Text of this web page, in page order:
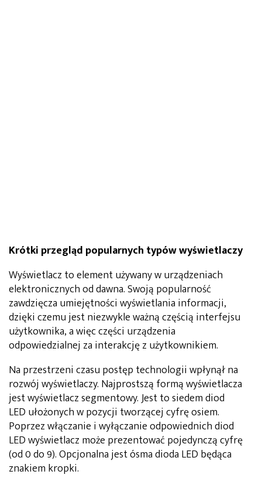
Krótki przegląd popularnych typów wyświetlaczy
Wyświetlacz to element używany w urządzeniach
elektronicznych od dawna. Swoją popularność
zawdzięcza umiejętności wyświetlania informacji,
dzięki czemu jest niezwykle ważną częścią interfejsu
użytkownika, a więc części urządzenia
odpowiedzialnej za interakcję z użytkownikiem.
Na przestrzeni czasu postęp technologii wpłynął na
rozwój wyświetlaczy. Najprostszą formą wyświetlacza
jest wyświetlacz segmentowy. Jest to siedem diod
LED ułożonych w pozycji tworzącej cyfrę osiem.
Poprzez włączanie i wyłączanie odpowiednich diod
LED wyświetlacz może prezentować pojedynczą cyfrę
(od 0 do 9). Opcjonalna jest ósma dioda LED będąca
znakiem kropki.